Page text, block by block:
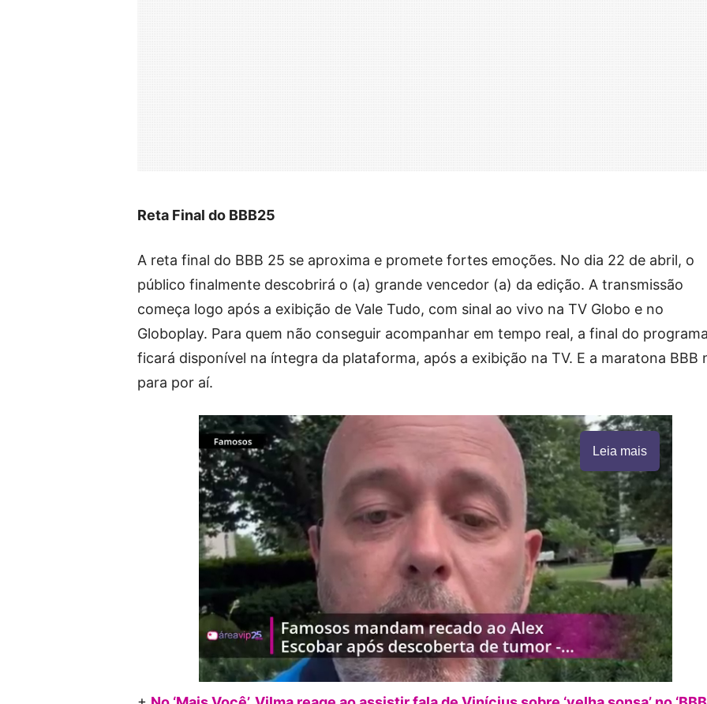
Reta Final do BBB25
A reta final do BBB 25 se aproxima e promete fortes emoções. No dia 22 de abril, o
público finalmente descobrirá o (a) grande vencedor (a) da edição. A transmissão
começa logo após a exibição de Vale Tudo, com sinal ao vivo na TV Globo e no
Globoplay. Para quem não conseguir acompanhar em tempo real, a final do
ficará disponível na íntegra da plataforma, após a exibição na TV. E a maratona BBB
para por aí.
Leia mais